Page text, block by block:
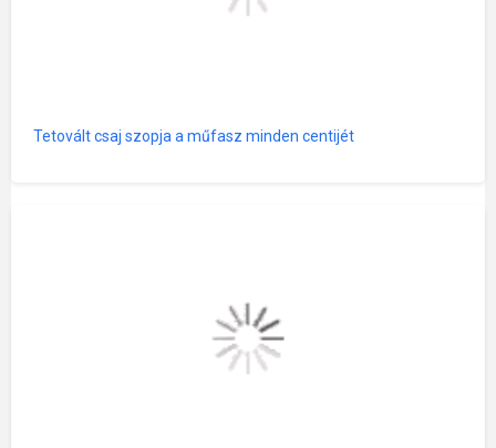
Tetovált csaj szopja a műfasz minden centijét